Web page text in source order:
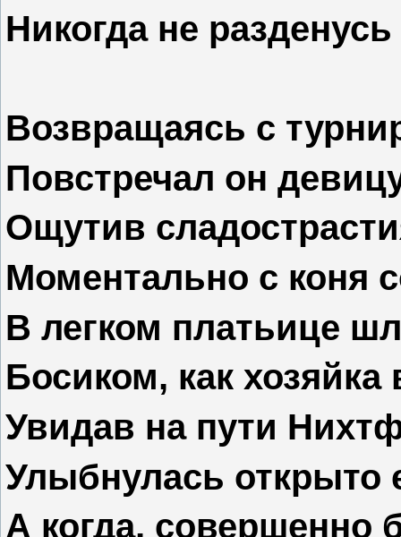
Никогда не
Возвращаясь с
Повстречал он
Ощутив
Моментально с коня
В легком платьице
Босиком, как хозяйка
Увидав на пути
Улыбнулась открыто
А когда, совершенно